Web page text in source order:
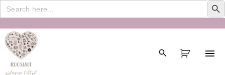
Search
for: